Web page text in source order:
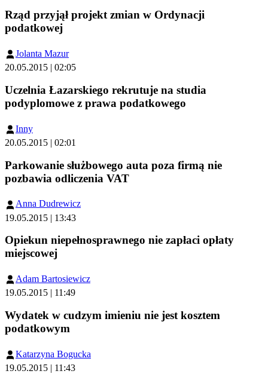
Rząd przyjął projekt zmian w Ordynacji
podatkowej
Jolanta Mazur
20.05.2015 | 02:05
Uczelnia Łazarskiego rekrutuje na studia
podyplomowe z prawa podatkowego
Inny
20.05.2015 | 02:01
Parkowanie służbowego auta poza firmą nie
pozbawia odliczenia VAT
Anna Dudrewicz
19.05.2015 | 13:43
Opiekun niepełnosprawnego nie zapłaci opłaty
miejscowej
Adam Bartosiewicz
19.05.2015 | 11:49
Wydatek w cudzym imieniu nie jest kosztem
podatkowym
Katarzyna Bogucka
19.05.2015 | 11:43